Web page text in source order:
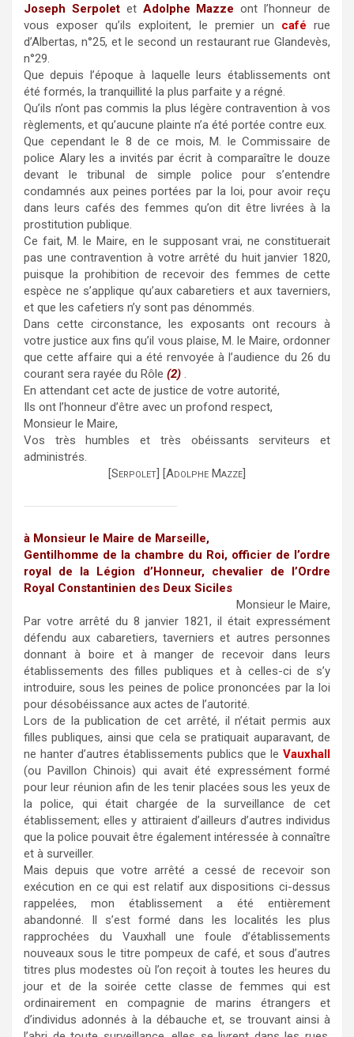
Joseph Serpoletet Adolphe Mazze ont l’honneur de
vous exposer qu’ils exploitent, le premier un café rue
d’Albertas, n°25, et le second un restaurant rue Glandevès,
n°29.
Que depuis l’époque à laquelle leurs établissements ont
été formés, la tranquillité la plus parfaite y a régné.
Qu’ils n’ont pas commis la plus légère contravention à vos
règlements, et qu’aucune plainte n’a été portée contre eux.
Que cependant le 8 de ce mois, M. le Commissaire de
police Alary les a invités par écrit à comparaître le douze
devant le tribunal de simple police pour s’entendre
condamnés aux peines portées par la loi, pour avoir reçu
dans leurs cafés des femmes qu’on dit être livrées à la
prostitution publique.
Ce fait, M. le Maire, en le supposant vrai, ne constituerait
pas une contravention à votre arrêté du huit janvier 1820,
puisque la prohibition de recevoir des femmes de cette
espèce ne s’applique qu’aux cabaretiers et aux taverniers,
et que les cafetiers n’y sont pas dénommés.
Dans cette circonstance, les exposants ont recours à
votre justice aux fins qu’il vous plaise, M. le Maire, ordonner
que cette affaire qui a été renvoyée à l’audience du 26 du
courant sera rayée du Rôle (2) .
En attendant cet acte de justice de votre autorité,
Ils ont l’honneur d’être avec un profond respect,
Monsieur le Maire,
Vos très humbles et très obéissants serviteurs et
administrés.
[Serpolet] [Adolphe Mazze]
à Monsieur le Maire de Marseille,
Gentilhomme de la chambre du Roi, officier de l’ordre
royal de la Légion d’Honneur, chevalier de l’Ordre
Royal Constantinien des Deux Siciles
Monsieur le Maire,
Par votre arrêté du 8 janvier 1821, il était expressément
défendu aux cabaretiers, taverniers et autres personnes
donnant à boire et à manger de recevoir dans leurs
établissements des filles publiques et à celles-ci de s’y
introduire, sous les peines de police prononcées par la loi
pour désobéissance aux actes de l’autorité.
Lors de la publication de cet arrêté, il n’était permis aux
filles publiques, ainsi que cela se pratiquait auparavant, de
ne hanter d’autres établissements publics que le Vauxhall
(ou Pavillon Chinois) qui avait été expressément formé
pour leur réunion afin de les tenir placées sous les yeux de
la police, qui était chargée de la surveillance de cet
établissement; elles y attiraient d’ailleurs d’autres individus
que la police pouvait être également intéressée à connaître
et à surveiller.
Mais depuis que votre arrêté a cessé de recevoir son
exécution en ce qui est relatif aux dispositions ci-dessus
rappelées, mon établissement a été entièrement
abandonné. Il s’est formé dans les localités les plus
rapprochées du Vauxhall une foule d’établissements
nouveaux sous le titre pompeux de café, et sous d’autres
titres plus modestes où l’on reçoit à toutes les heures du
jour et de la soirée cette classe de femmes qui est
ordinairement en compagnie de marins étrangers et
d’individus adonnés à la débauche et, se trouvant ainsi à